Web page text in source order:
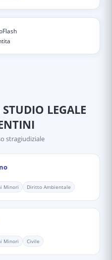
STUDIO LEGALE
stragiudiziale
Minori Diritto Ambientale
Minori Civile